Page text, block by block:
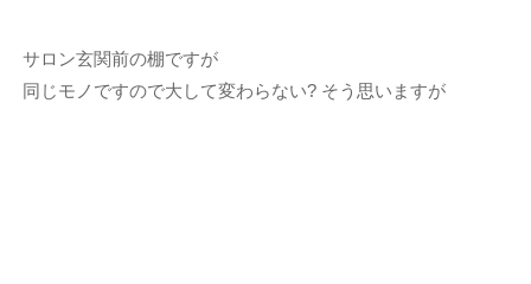
サロン玄関前の棚ですが
同じモノですので大して変わらない? そう思いますが